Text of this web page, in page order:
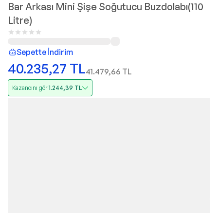
Bar Arkası Mini Şişe Soğutucu Buzdolabı(110
Litre)
Sepette İndirim
40.235,27 TL41.479,66 TL
Kazancını gör1.244,39 TL